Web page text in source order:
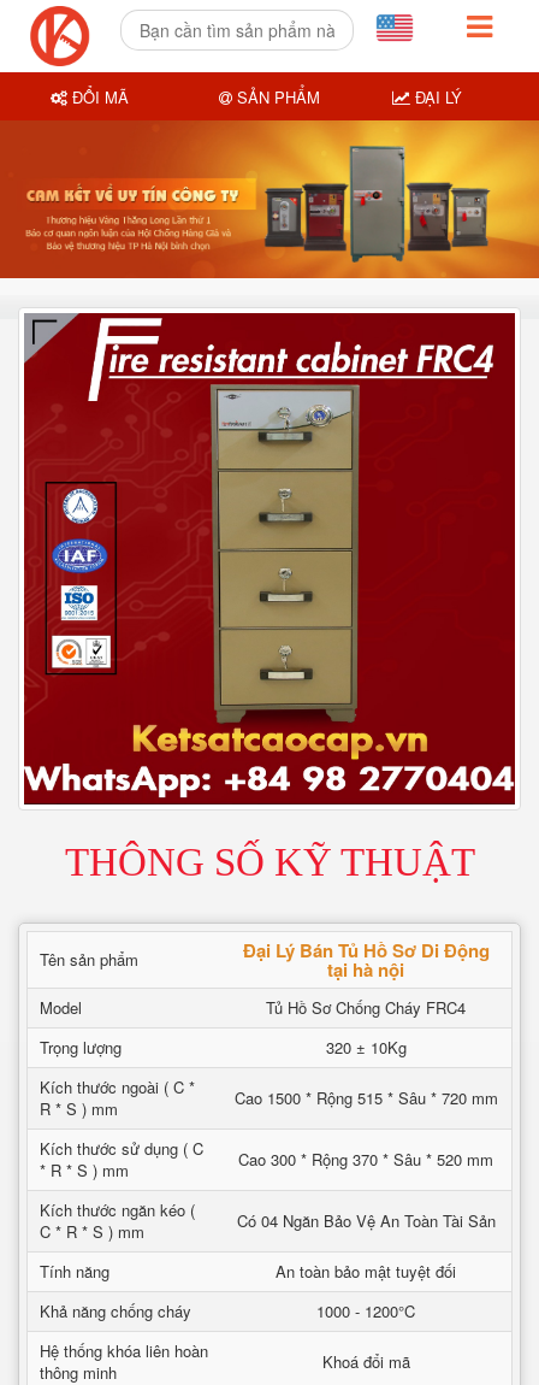
THÔNG SỐ KỸ THUẬT
Tên sản phẩm Đại Lý Bán Tủ Hồ Sơ Di Động
tại hà nội
Model
Tủ Hồ Sơ Chống Cháy FRC4
Trọng lượng
320 ± 10Kg
Kích thước ngoài ( C *
R * S ) mm
Cao 1500 * Rộng 515 * Sâu * 720 mm
Kích thước sử dụng ( C
* R * S ) mm
Cao 300 * Rộng 370 * Sâu * 520 mm
Kích thước ngăn kéo (
C * R * S ) mm
Có 04 Ngăn Bảo Vệ An Toàn Tài Sản
Tính năng
An toàn bảo mật tuyệt đối
Khả năng chống cháy
1000 - 1200°C
Hệ thống khóa liên hoàn
thông minh
Khoá đổi mã
ĐỔI MÃ SẢN PHẨM ĐẠI LÝ